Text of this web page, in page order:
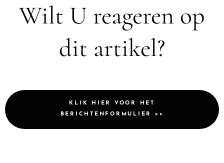
Wilt U reageren op
dit artikel?
KLIK HIER VOOR HET
BERICHTENFORMULIER >>